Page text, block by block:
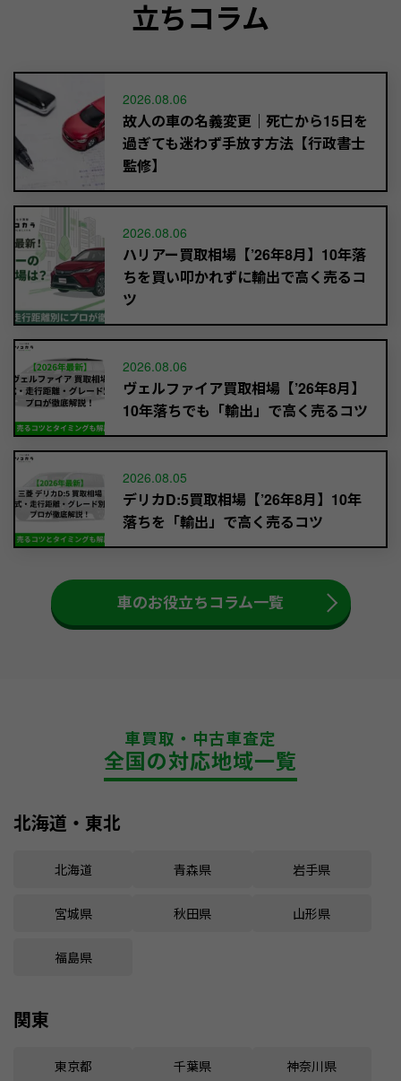
立ちコラム
2026.08.06
故人の車の名義変更｜死亡から15日を
過ぎても迷わず手放す方法【行政書士
監修】
2026.08.06
ハリアー買取相場【’26年8月】10年落
ちを買い叩かれずに輸出で高く売るコ
ツ
2026.08.06
ヴェルファイア買取相場【’26年8月】
10年落ちでも「輸出」で高く売るコツ
2026.08.05
デリカD:5買取相場【’26年8月】10年
落ちを「輸出」で高く売るコツ
車のお役立ちコラム一覧
車買取・中古車査定
全国の対応地域一覧
北海道・東北
北海道 青森県 岩手県
宮城県 秋田県 山形県
福島県
関東
東京都 千葉県 神奈川県